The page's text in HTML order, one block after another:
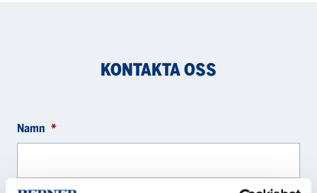
KONTAKTA OSS
Namn *